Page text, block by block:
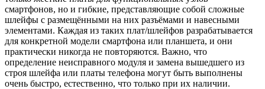
смартфонов, но и гибкие, представляющие собой сложные
шлейфы с размещёнными на них разъёмами и навесными
элементами. Каждая из таких плат/шлейфов разрабатывается
для конкретной модели смартфона или планшета, и они
практически никогда не повторяются. Важно, что
определение неисправного модуля и замена вышедшего из
строя шлейфа или платы телефона могут быть выполнены
очень быстро, естественно, что только при их наличии.